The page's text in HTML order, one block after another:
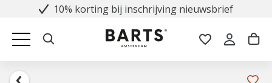
10% korting bij inschrijving nieuwsbrief